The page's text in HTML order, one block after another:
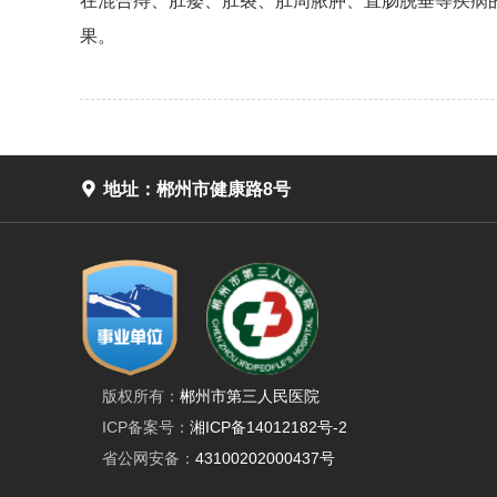
果。
 地址：郴州市健康路8号
版权所有： 郴州市第三人民医院
ICP备案号： 湘ICP备14012182号-2
省公网安备： 43100202000437号